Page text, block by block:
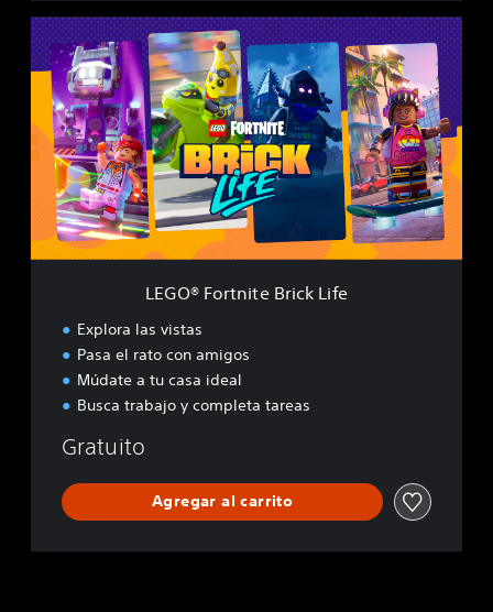
L
E
G
F
t
n
i
t
LEGO® Fortnite Brick Life
Explora las vistas
Pasa el rato con amigos
Múdate a tu casa ideal
Busca trabajo y completa tareas
Gratuito
Agregar al carrito